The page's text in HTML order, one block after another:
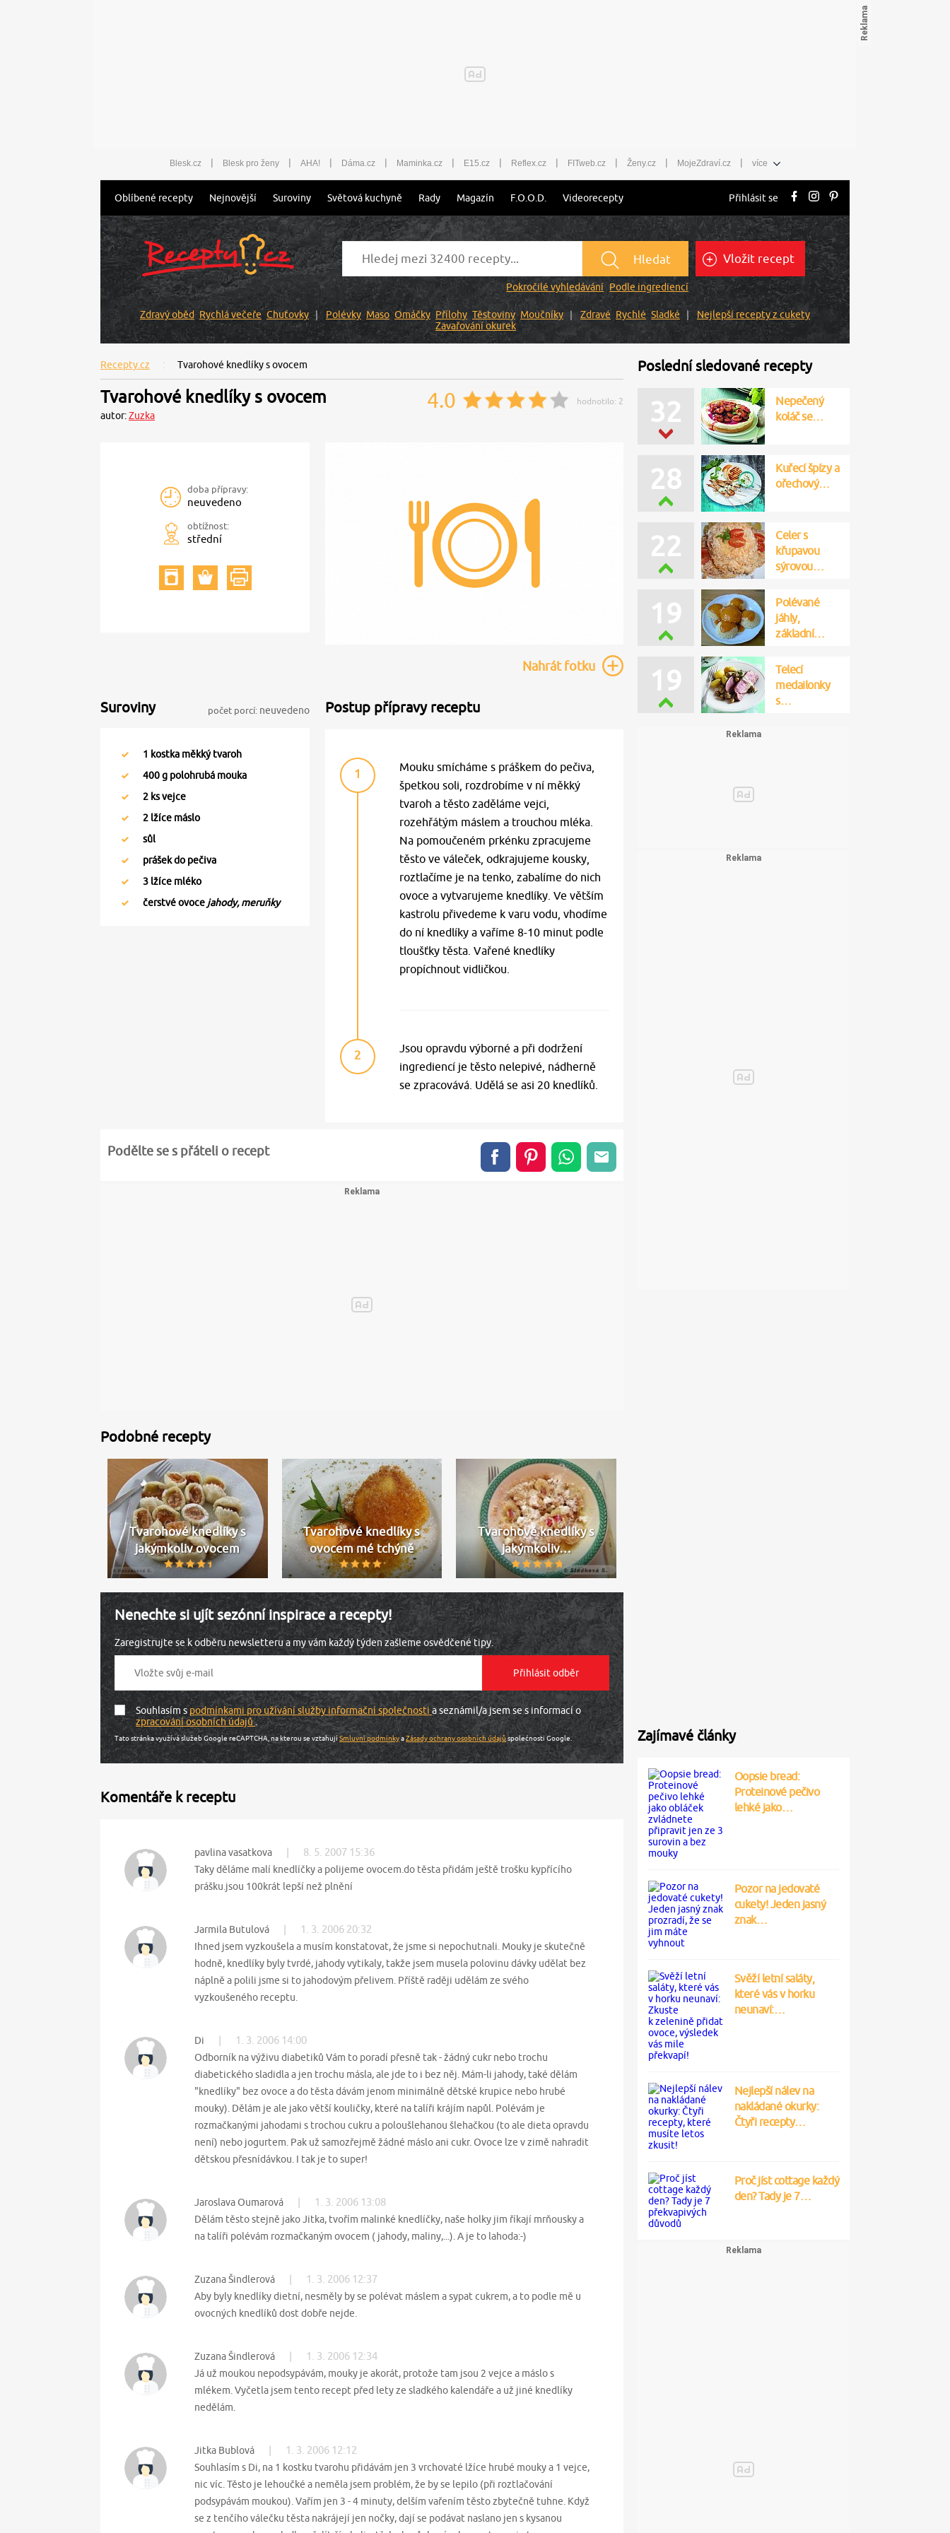
Blesk.cz | Blesk pro ženy | AHA! | Dáma.cz | Maminka.cz | E15.cz | Reflex.cz | FITweb.cz | Ženy.cz | MojeZdraví.cz | více
Oblíbené recepty Nejnovější Suroviny Světová kuchyně Rady Magazín F.O.O.D. Videorecepty Přihlásit se
Hledat
Pokročilé vyhledávání Podle ingrediencí
Vložit recept
Zdravý oběd Rychlá večeře Chuťovky Polévky Maso Omáčky Přílohy Těstoviny Moučníky Zdravé Rychlé Sladké
Nejlepší recepty z cukety
Zavařování okurek
Recepty.cz Tvarohové knedlíky s ovocem
Tvarohové knedlíky s ovocem
autor:Zuzka
4.0 hodnotilo: 2
doba přípravy:
neuvedeno
obtížnost:
střední
Nahrátfotku
Suroviny počet porcí: neuvedeno
1 kostka měkký tvaroh
400g polohrubá mouka
2 ks vejce
2 lžíce máslo
sůl
prášek do pečiva
3 lžíce mléko
čerstvé ovoce jahody, meruňky
Postup přípravy receptu
1
Mouku smícháme s práškem do pečiva,
špetkou soli, rozdrobíme v ní měkký
tvaroh a těsto zaděláme vejci,
rozehřátým máslem a trouchou mléka.
Na pomoučeném prkénku zpracujeme
těsto ve váleček, odkrajujeme kousky,
roztlačíme je na tenko, zabalíme do nich
ovoce a vytvarujeme knedlíky. Ve větším
kastrolu přivedeme k varu vodu, vhodíme
do ní knedlíky a vaříme 8-10 minut podle
tloušťky těsta. Vařené knedlíky
propíchnout vidličkou.
2
Jsou opravdu výborné a při dodržení
ingrediencí je těsto nelepivé, nádherně
se zpracovává. Udělá se asi 20 knedlíků.
Podělte se s přáteli o recept
Podobné recepty
Tvarohové knedlíky s
jakýmkoliv ovocem
Tvarohové knedlíky s
ovocem mé tchýně
Tvarohové knedlíky s
jakýmkoliv…
Nenechte si ujít sezónní inspirace a recepty!
Zaregistrujte se k odběru newsletteru a my vám každý týden zašleme osvědčené tipy.
Souhlasím spodmínkami pro užívání služby informační společnosti a seznámil/a jsem se s informací o
zpracování osobních údajů.
Tato stránka využívá služeb Google reCAPTCHA, na kterou se vztahujíSmluvní podmínkyaZásady ochrany osobních údajůspolečnosti Google.
Komentáře k receptu
pavlina vasatkova 8. 5. 2007 15:36
Taky děláme malí knedlíčky a polijeme ovocem.do těsta přidám ještě trošku kypřícího
prášku.jsou 100krát lepší než plnění
Jarmila Butulová 1. 3. 2006 20:32
Ihned jsem vyzkoušela a musím konstatovat, že jsme si nepochutnali. Mouky je skutečně
hodně, knedlíky byly tvrdé, jahody vytikaly, takže jsem musela polovinu dávky udělat bez
náplně a polili jsme si to jahodovým přelivem. Příště raději udělám ze svého
vyzkoušeného receptu.
Di 1. 3. 2006 14:00
Odborník na výživu diabetiků Vám to poradí přesně tak - žádný cukr nebo trochu
diabetického sladidla a jen trochu másla, ale jde to i bez něj. Mám-li jahody, také dělám
"knedlíky" bez ovoce a do těsta dávám jenom minimálně dětské krupice nebo hrubé
mouky). Dělám je ale jako větší kouličky, které na talíři krájím napůl. Polévám je
rozmačkanými jahodami s trochou cukru a poloušlehanou šlehačkou (to ale dieta opravdu
není) nebo jogurtem. Pak už samozřejmě žádné máslo ani cukr. Ovoce lze v zimě nahradit
dětskou přesnídávkou. I tak je to super!
Jaroslava Oumarová 1. 3. 2006 13:08
Dělám těsto stejně jako Jitka, tvořím malinké knedlíčky, naše holky jim říkají mrňousky a
na talíři polévám rozmačkaným ovocem ( jahody, maliny,...). A je to lahoda:-)
Zuzana Šindlerová 1. 3. 2006 12:37
Aby byly knedlíky dietní, nesměly by se polévat máslem a sypat cukrem, a to podle mě u
ovocných knedlíků dost dobře nejde.
Zuzana Šindlerová 1. 3. 2006 12:34
Já už moukou nepodsypávám, mouky je akorát, protože tam jsou 2 vejce a máslo s
mlékem. Vyčetla jsem tento recept před lety ze sladkého kalendáře a už jiné knedlíky
nedělám.
Jitka Bublová 1. 3. 2006 12:12
Souhlasím s Di, na 1 kostku tvarohu přidávám jen 3 vrchovaté lžíce hrubé mouky a 1 vejce,
nic víc. Těsto je lehoučké a neměla jsem problém, že by se lepilo (při roztlačování
podsypávám moukou). Vařím jen 3 - 4 minuty, delším vařením těsto zbytečně tuhne. Když
se z tenčího válečku těsta nakrájejí jen nočky, dají se podávat naslano jen s kysanou
Poslední sledované recepty
32
Nepečený
koláč se…
28
Kuřecí špízy a
ořechový…
22
Celer s
křupavou
sýrovou…
19
Polévané
jáhly,
základní…
19
Telecí
medailonky
s…
Zajímavé články
Oopsie bread:
Proteinové pečivo
lehké jako…
Pozor na jedovaté
cukety! Jeden jasný
znak…
Svěží letní saláty,
které vás v horku
neunaví:…
Nejlepší nálev na
nakládané okurky:
Čtyři recepty…
Proč jíst cottage každý
den? Tady je 7…